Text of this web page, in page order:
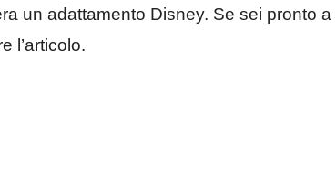
un adattamento Disney. Se sei pronto a
l’articolo.